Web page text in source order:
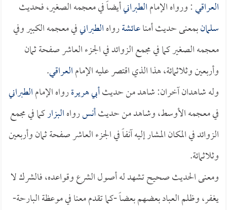
العراقي: ورواه الإمامالطبرانيأيضاً في معجمه الصغير، فحديث
سلمانبمعنى حديث أمناعائشةرواهالطبرانيفي معجمه الكبير وفي
معجمه الصغير كما في مجمع الزوائد في الجزء العاشر صفحة ثمان
وأربعين وثلاثمائة، هذا الذي اقتصر عليه الإمامالعراقي.
وله شاهدان آخران: شاهد من حديثأبي هريرةرواه الإمامالطبراني
في معجمه الأوسط، وشاهد من حديثأنسرواهالبزاركما في مجمع
الزوائد في المكان المشار إليه آنفاً في الجزء العاشر صفحة ثمان وأربعين
وثلاثمائة.
ومعنى الحديث صحيح تشهد له أصول الشرع وقواعده، فالشرك لا
يغفر، وظلم العباد بعضهم بعضاً -كما تقدم معنا في موعظة البارحة-